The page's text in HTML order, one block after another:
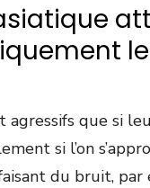
agressifs que si
si l’on
du bruit, par